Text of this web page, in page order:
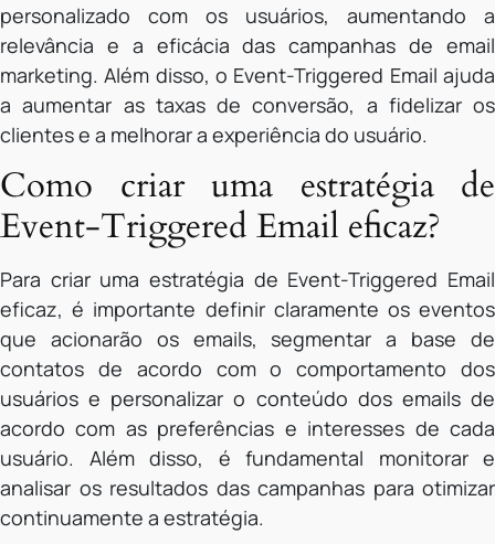
personalizado com os usuários, aumentando a
relevância e a eficácia das campanhas de email
marketing. Além disso, o Event-Triggered Email ajuda
a aumentar as taxas de conversão, a fidelizar os
clientes e a melhorar a experiência do usuário.
Como criar uma estratégia de
Event-Triggered Email eficaz?
Para criar uma estratégia de Event-Triggered Email
eficaz, é importante definir claramente os eventos
que acionarão os emails, segmentar a base de
contatos de acordo com o comportamento dos
usuários e personalizar o conteúdo dos emails de
acordo com as preferências e interesses de cada
usuário. Além disso, é fundamental monitorar e
analisar os resultados das campanhas para otimizar
continuamente a estratégia.